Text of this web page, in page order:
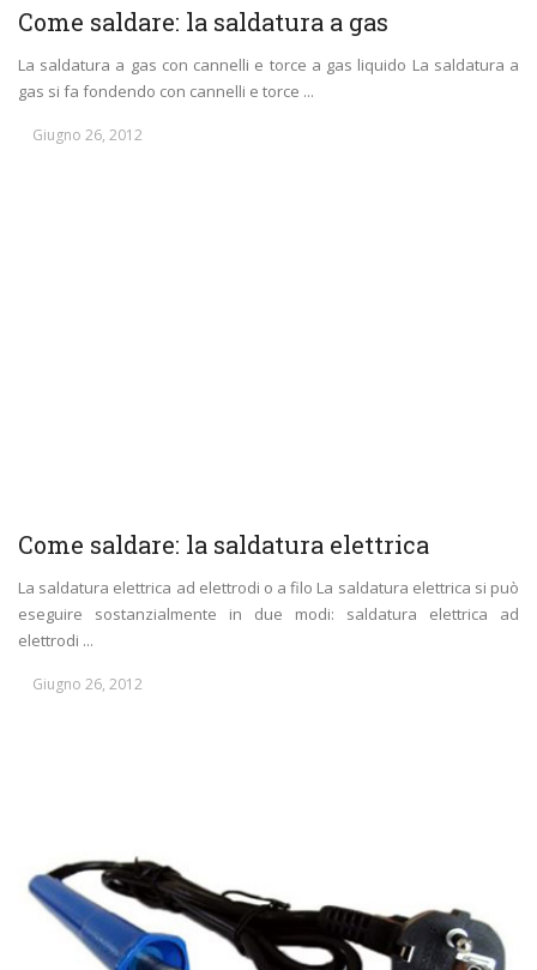
Come saldare: la saldatura a gas
La saldatura a gas con cannelli e torce a gas liquido La saldatura a
gas si fa fondendo con cannelli e torce ...
Giugno 26, 2012
Come saldare: la saldatura elettrica
La saldatura elettrica ad elettrodi o a filo La saldatura elettrica si può
eseguire sostanzialmente in due modi: saldatura elettrica ad
elettrodi ...
Giugno 26, 2012